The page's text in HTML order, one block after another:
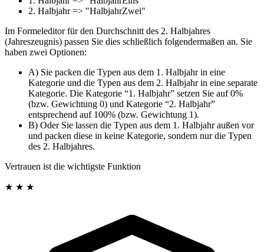
2. Halbjahr => "HalbjahrZwei"
Im Formeleditor für den Durchschnitt des 2. Halbjahres
(Jahreszeugnis) passen Sie dies schließlich folgendermaßen an. Sie
haben zwei Optionen:
A) Sie packen die Typen aus dem 1. Halbjahr in eine
Kategorie und die Typen aus dem 2. Halbjahr in eine separate
Kategorie. Die Kategorie “1. Halbjahr” setzen Sie auf 0%
(bzw. Gewichtung 0) und Kategorie “2. Halbjahr”
entsprechend auf 100% (bzw. Gewichtung 1).
B) Oder Sie lassen die Typen aus dem 1. Halbjahr außen vor
und packen diese in keine Kategorie, sondern nur die Typen
des 2. Halbjahres.
Vertrauen ist die wichtigste Funktion
★ ★ ★